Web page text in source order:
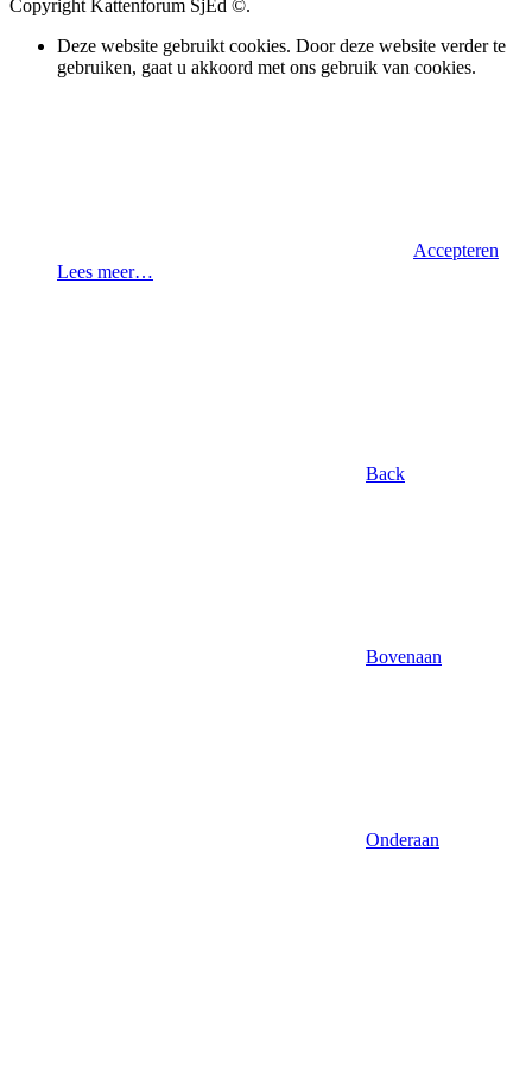
Copyright Kattenforum SjEd ©.
Deze website gebruikt cookies. Door deze website verder te
gebruiken, gaat u akkoord met ons gebruik van cookies.
Accepteren
Lees meer…
Back
Bovenaan
Onderaan